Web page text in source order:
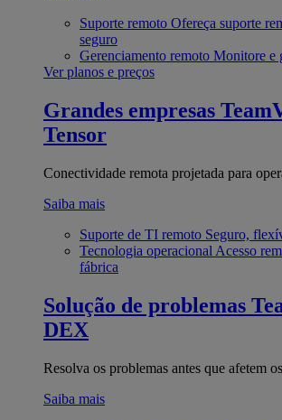
Suporte remoto Ofereça suporte
seguro
Gerenciamento remoto Monitore e
Ver planos e preços
Grandes empresas
Tensor
Conectividade remota projetada para
Saiba mais
Suporte de TI remoto Seguro,
Tecnologia operacional Acesso
fábrica
Solução de problemas
DEX
Resolva os problemas antes que afetem
Saiba mais